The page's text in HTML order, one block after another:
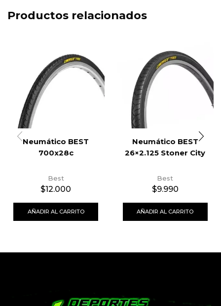
Productos relacionados
Neumático BEST
700x28c
Best
$12.000
AÑADIR AL CARRITO
Neumático BEST
26×2.125 Stoner City
Best
$9.990
AÑADIR AL CARRITO